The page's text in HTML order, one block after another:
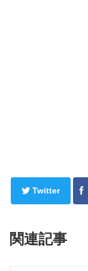
Twitter
関連記事